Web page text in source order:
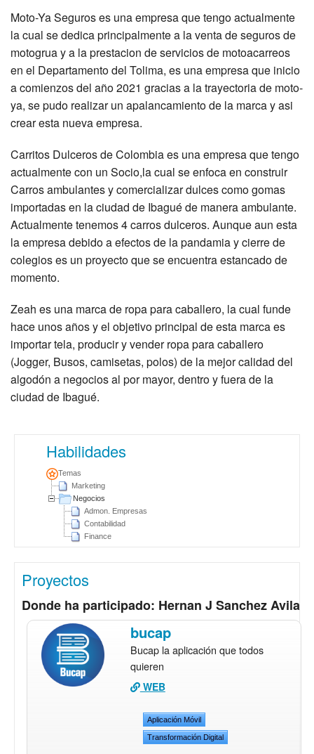
Moto-Ya Seguros es una empresa que tengo actualmente
la cual se dedica principalmente a la venta de seguros de
motogrua y a la prestacion de servicios de motoacarreos
en el Departamento del Tolima, es una empresa que inicio
a comienzos del año 2021 gracias a la trayectoria de moto-
ya, se pudo realizar un apalancamiento de la marca y asi
crear esta nueva empresa.
Carritos Dulceros de Colombia es una empresa que tengo
actualmente con un Socio,la cual se enfoca en construir
Carros ambulantes y comercializar dulces como gomas
importadas en la ciudad de Ibagué de manera ambulante.
Actualmente tenemos 4 carros dulceros. Aunque aun esta
la empresa debido a efectos de la pandamia y cierre de
colegios es un proyecto que se encuentra estancado de
momento.
Zeah es una marca de ropa para caballero, la cual funde
hace unos años y el objetivo principal de esta marca es
importar tela, producir y vender ropa para caballero
(Jogger, Busos, camisetas, polos) de la mejor calidad del
algodón a negocios al por mayor, dentro y fuera de la
ciudad de Ibagué.
Habilidades
Temas
Marketing
Negocios
Admon. Empresas
Contabilidad
Finance
Proyectos
Donde ha participado: Hernan J Sanchez Avila
bucap
Bucap la aplicación que todos
quieren
WEB
Aplicación Móvil
Transformación Digital